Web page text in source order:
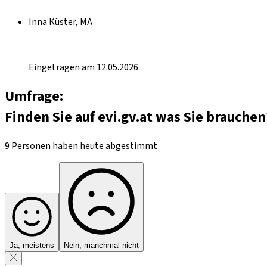
Inna Küster, MA
Eingetragen am 12.05.2026
Umfrage:
Finden Sie auf evi.gv.at was Sie
9 Personen haben heute abgestimmt
Ja, meistens Nein, manchmal nicht